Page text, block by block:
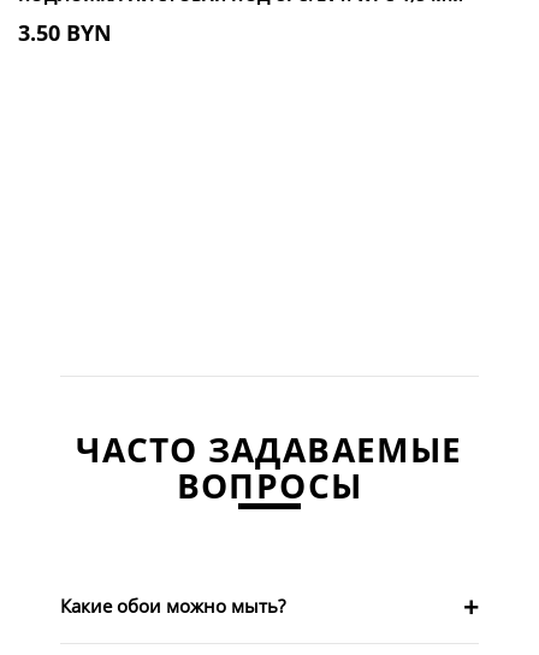
3.50 BYN
ЧАСТО ЗАДАВАЕМЫЕ
ВОПРОСЫ
Какие обои можно мыть?